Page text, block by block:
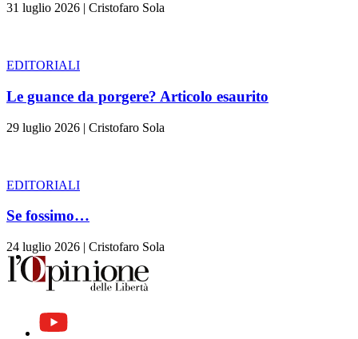
31 luglio 2026 | Cristofaro Sola
EDITORIALI
Le guance da porgere? Articolo esaurito
29 luglio 2026 | Cristofaro Sola
EDITORIALI
Se fossimo…
24 luglio 2026 | Cristofaro Sola